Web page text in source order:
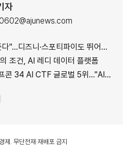
자
즈니·스포티파이도 뛰어든 '2차 창작'
조건, AI 레디 데이터 플랫폼
AI CTF 글로벌 5위…"AI 보안 역량 입증"
. 무단전재·재배포 금지